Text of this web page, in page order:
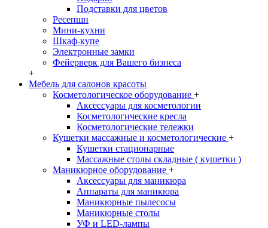
Подставки для цветов
Ресепшн
Мини-кухни
Шкаф-купе
Электронные замки
Фейерверк для Вашего бизнеса
+
Мебель для салонов красоты
Косметологическое оборудование +
Аксессуары для косметологии
Косметологические кресла
Косметологические тележки
Кушетки массажные и косметологические +
Кушетки стационарные
Массажные столы складные ( кушетки )
Маникюрное оборудование +
Аксессуары для маникюра
Аппараты для маникюра
Маникюрные пылесосы
Маникюрные столы
УФ и LED-лампы